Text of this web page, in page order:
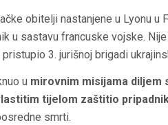
obitelji nastanjene u Lyonu u
u sastavu francuske vojske.
3. jurišnoj brigadi
u mirovnim misijama diljem
tijelom zaštitio
smrti.